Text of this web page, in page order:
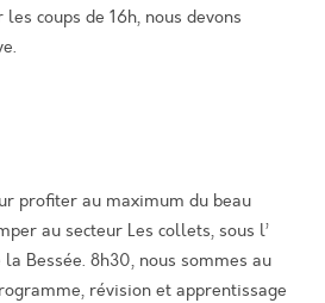
coups de 16h, nous devons
profiter au maximum du beau
au secteur Les collets, sous l’
Bessée. 8h30, nous sommes au
révision et apprentissage